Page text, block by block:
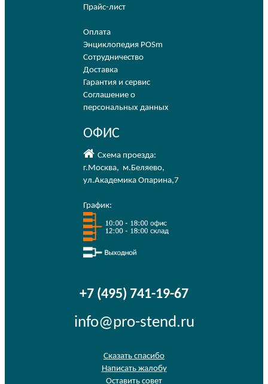
Прайс-лист
Оплата
Энциклопедия POSm
Сотрудничество
Доставка
Гарантия и сервис
Соглашение о
персональных данных
ОФИС
Схема проезда:
г.Москва, м.Беляево,
ул.Академика Опарина,7
График:
+7 (495) 741-19-67
info@pro-stend.ru
Сказать спасибо
Написать жалобу
Оставить совет